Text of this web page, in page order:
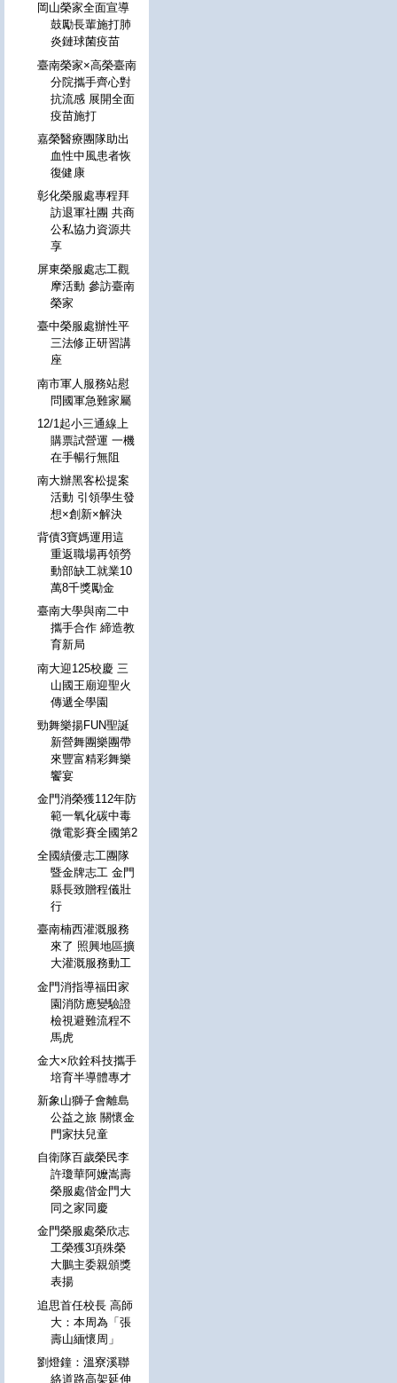
岡山榮家全面宣導
鼓勵長輩施打肺
炎鏈球菌疫苗
臺南榮家×高榮臺南
分院攜手齊心對
抗流感 展開全面
疫苗施打
嘉榮醫療團隊助出
血性中風患者恢
復健康
彰化榮服處專程拜
訪退軍社團 共商
公私協力資源共
享
屏東榮服處志工觀
摩活動 參訪臺南
榮家
臺中榮服處辦性平
三法修正研習講
座
南市軍人服務站慰
問國軍急難家屬
12/1起小三通線上
購票試營運 一機
在手暢行無阻
南大辦黑客松提案
活動 引領學生發
想×創新×解決
背債3寶媽運用這
重返職場再領勞
動部缺工就業10
萬8千獎勵金
臺南大學與南二中
攜手合作 締造教
育新局
南大迎125校慶 三
山國王廟迎聖火
傳遞全學園
勁舞樂揚FUN聖誕
新營舞團樂團帶
來豐富精彩舞樂
饗宴
金門消榮獲112年防
範一氧化碳中毒
微電影賽全國第2
全國績優志工團隊
暨金牌志工 金門
縣長致贈程儀壯
行
臺南楠西灌溉服務
來了 照興地區擴
大灌溉服務動工
金門消指導福田家
園消防應變驗證
檢視避難流程不
馬虎
金大×欣銓科技攜手
培育半導體專才
新象山獅子會離島
公益之旅 關懷金
門家扶兒童
自衛隊百歲榮民李
許瓊華阿嬤嵩壽
榮服處偕金門大
同之家同慶
金門榮服處榮欣志
工榮獲3項殊榮
大鵬主委親頒獎
表揚
追思首任校長 高師
大：本周為「張
壽山緬懷周」
劉燈鐘：溫寮溪聯
絡道路高架延伸